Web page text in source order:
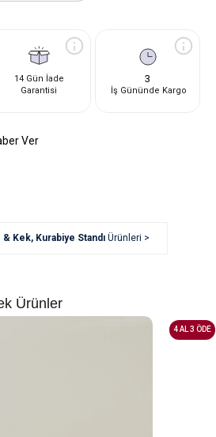
14 Gün İade
Garantisi
3
İş Gününde Kargo
Ver
& Kek, Kurabiye StandıÜrünleri >
Ürünler
4 AL 3 ÖDE